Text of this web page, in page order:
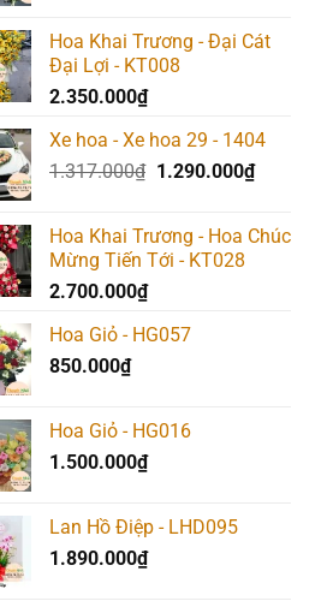
1.017.000₫.
là:
Hoa Khai Trương - Đại Cát
Đại Lợi - KT008
2.350.000₫
Xe hoa - Xe hoa 29 - 1404
1.317.000₫ Giá
1.317.000₫.
1.290.000₫Giá
là:
Hoa Khai Trương - Hoa Chúc
Mừng Tiến Tới - KT028
2.700.000₫
Hoa Giỏ - HG057
850.000₫
Hoa Giỏ - HG016
1.500.000₫
Lan Hồ Điệp - LHD095
1.890.000₫
wishlist